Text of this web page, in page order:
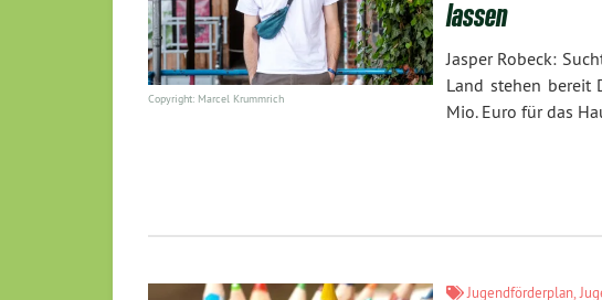
Copyright: Marcel Krummrich
lassen
Jasper Robeck:
Land stehen bereit
Mio. Euro für das
Jugendförderplan,